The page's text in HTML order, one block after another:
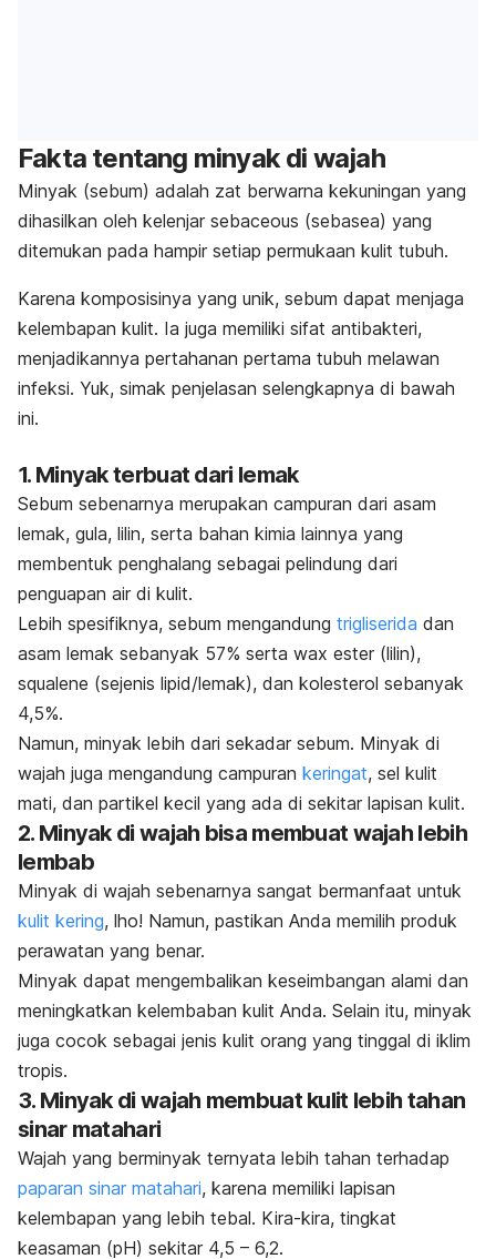
Fakta tentang minyak di wajah
Minyak (sebum) adalah zat berwarna kekuningan yang
dihasilkan oleh kelenjar sebaceous (sebasea) yang
ditemukan pada hampir setiap permukaan kulit tubuh.
Karena komposisinya yang unik, sebum dapat menjaga
kelembapan kulit. Ia juga memiliki sifat antibakteri,
menjadikannya pertahanan pertama tubuh melawan
infeksi. Yuk, simak penjelasan selengkapnya di bawah
ini.
1. Minyak terbuat dari lemak
Sebum sebenarnya merupakan campuran dari asam
lemak, gula, lilin, serta bahan kimia lainnya yang
membentuk penghalang sebagai pelindung dari
penguapan air di kulit.
Lebih spesifiknya, sebum mengandung trigliserida dan
asam lemak sebanyak 57% serta wax ester (lilin),
squalene (sejenis lipid/lemak), dan kolesterol sebanyak
4,5%.
Namun, minyak lebih dari sekadar sebum. Minyak di
wajah juga mengandung campuran keringat, sel kulit
mati, dan partikel kecil yang ada di sekitar lapisan kulit.
2. Minyak di wajah bisa membuat wajah lebih
lembab
Minyak di wajah sebenarnya sangat bermanfaat untuk
kulit kering, lho! Namun, pastikan Anda memilih produk
perawatan yang benar.
Minyak dapat mengembalikan keseimbangan alami dan
meningkatkan kelembaban kulit Anda. Selain itu, minyak
juga cocok sebagai jenis kulit orang yang tinggal di iklim
tropis.
3. Minyak di wajah membuat kulit lebih tahan
sinar matahari
Wajah yang berminyak ternyata lebih tahan terhadap
paparan sinar matahari, karena memiliki lapisan
kelembapan yang lebih tebal. Kira-kira, tingkat
keasaman (pH) sekitar 4,5 – 6,2.